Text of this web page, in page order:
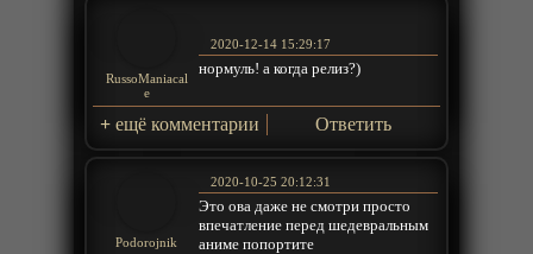
RussoManiacal
e
2020-12-14 15:29:17
нормуль! а когда релиз?)
+ ещё комментарии Ответить
Podorojnik
2020-10-25 20:12:31
Это ова даже не смотри просто
впечатление перед шедевральным
аниме попортите